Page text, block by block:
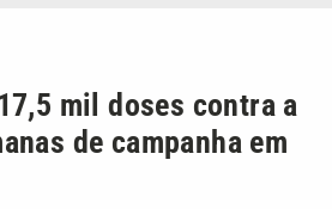
mil doses contra a
de campanha em